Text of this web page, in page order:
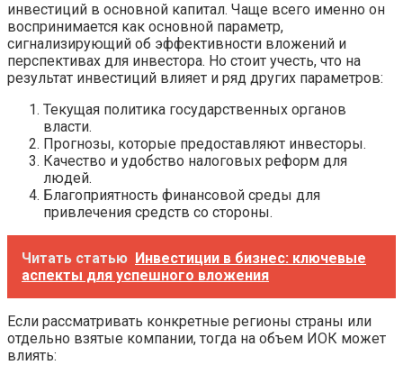
инвестиций в основной капитал. Чаще всего именно он
воспринимается как основной параметр,
сигнализирующий об эффективности вложений и
перспективах для инвестора. Но стоит учесть, что на
результат инвестиций влияет и ряд других параметров:
Текущая политика государственных органов
власти.
Прогнозы, которые предоставляют инвесторы.
Качество и удобство налоговых реформ для
людей.
Благоприятность финансовой среды для
привлечения средств со стороны.
Читать статью Инвестиции в бизнес: ключевые
аспекты для успешного вложения
Если рассматривать конкретные регионы страны или
отдельно взятые компании, тогда на объем ИОК может
влиять: